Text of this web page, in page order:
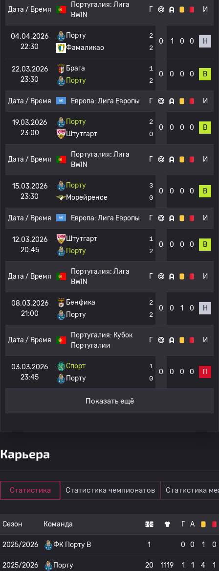
Дата / Время
Португалия: Лига
BWIN
Г И
04.04.2026
22:30
Порту
Фамаликао
2
2
0 1 0 0 Н
22.03.2026
23:30
Брага
Порту
1
2
0 0 0 0 В
Дата / Время Европа: Лига Европы Г И
19.03.2026
23:00
Порту
Штутгарт
2
0
0 0 0 0 В
Дата / Время
Португалия: Лига
BWIN
Г И
15.03.2026
23:30
Порту
Морейренсе
3
0
0 0 0 0 В
Дата / Время Европа: Лига Европы Г И
12.03.2026
20:45
Штутгарт
Порту
1
2
0 0 0 0 В
Дата / Время
Португалия: Лига
BWIN
Г И
08.03.2026
21:00
Бенфика
Порту
2
2
0 0 1 0 Н
Дата / Время
Португалия: Кубок
Португалии
Г И
03.03.2026
23:45
Спорт
Порту
1
0
0 0 0 0 П
Показать ещё
Карьера
Статистика Статистика чемпионатов Статистика
Сезон Команда Г А
2025/2026 ФК Порту B 1 0 0 1 0
2025/2026 Порту 20 1119 1 1 4 1